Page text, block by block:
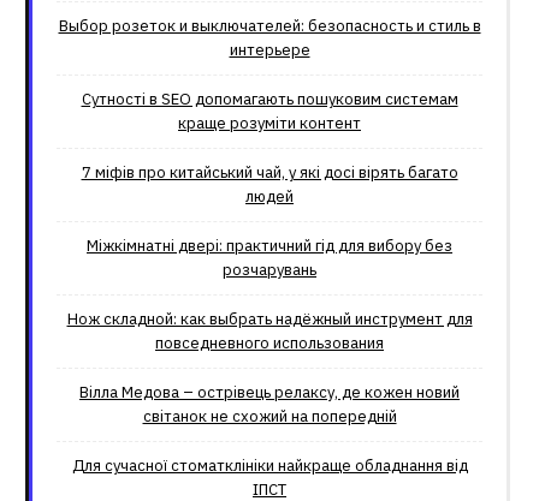
Выбор розеток и выключателей: безопасность и стиль в
интерьере
Сутності в SEO допомагають пошуковим системам
краще розуміти контент
7 міфів про китайський чай, у які досі вірять багато
людей
Міжкімнатні двері: практичний гід для вибору без
розчарувань
Нож складной: как выбрать надёжный инструмент для
повседневного использования
Вілла Медова – острівець релаксу, де кожен новий
світанок не схожий на попередній
Для сучасної стоматклініки найкраще обладнання від
ІПСТ